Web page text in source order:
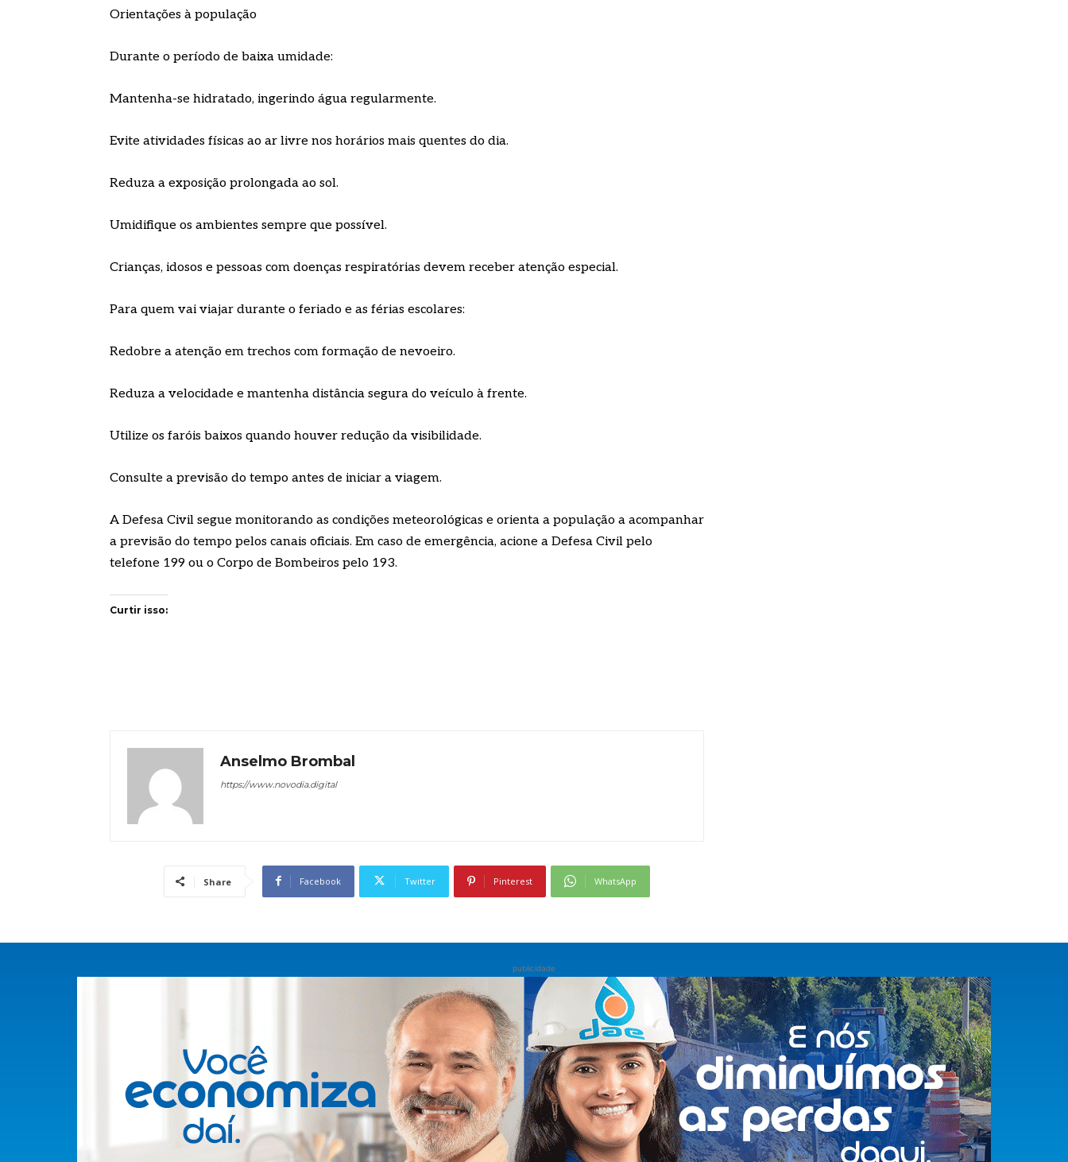
Orientações à população
Durante o período de baixa umidade:
Mantenha-se hidratado, ingerindo água regularmente.
Evite atividades físicas ao ar livre nos horários mais quentes do dia.
Reduza a exposição prolongada ao sol.
Umidifique os ambientes sempre que possível.
Crianças, idosos e pessoas com doenças respiratórias devem receber atenção especial.
Para quem vai viajar durante o feriado e as férias escolares:
Redobre a atenção em trechos com formação de nevoeiro.
Reduza a velocidade e mantenha distância segura do veículo à frente.
Utilize os faróis baixos quando houver redução da visibilidade.
Consulte a previsão do tempo antes de iniciar a viagem.
A Defesa Civil segue monitorando as condições meteorológicas e orienta a população a acompanhar
a previsão do tempo pelos canais oficiais. Em caso de emergência, acione a Defesa Civil pelo
telefone 199 ou o Corpo de Bombeiros pelo 193.
Curtir isso:
Anselmo Brombal
https://www.novodia.digital
Share Facebook Twitter Pinterest WhatsApp
publicidade